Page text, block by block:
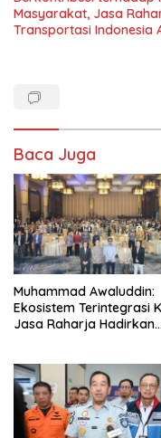
Masyarakat, Jasa
Transportasi Indonesia
Baca Juga
Muhammad Awaluddin:
Ekosistem Terintegrasi
Jasa Raharja Hadirkan